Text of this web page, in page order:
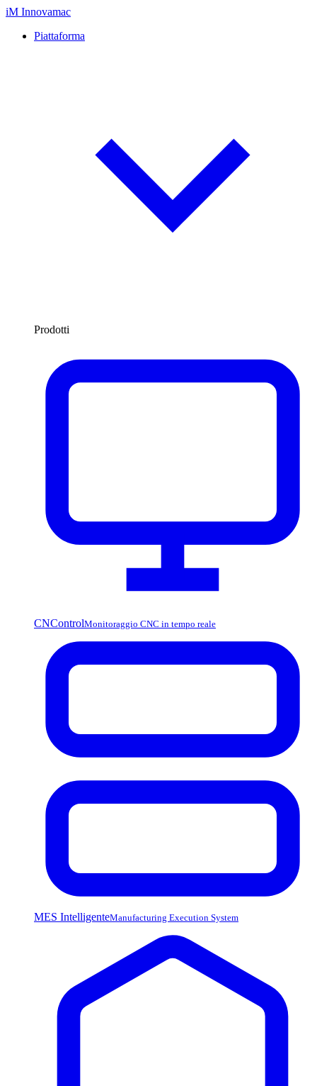
iM Innovamac
Piattaforma
Prodotti
CNControlMonitoraggio CNC in tempo reale
MES IntelligenteManufacturing Execution System